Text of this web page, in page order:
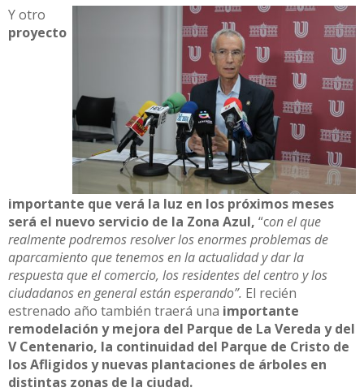
Y otro
proyecto
importante que verá la luz en los próximos meses
será el nuevo servicio de la Zona Azul, “con el que
realmente podremos resolver los enormes problemas de
aparcamiento que tenemos en la actualidad y dar la
respuesta que el comercio, los residentes del centro y los
ciudadanos en general están esperando”. El recién
estrenado año también traerá una importante
remodelación y mejora del Parque de La Vereda y del
V Centenario, la continuidad del Parque de Cristo de
los Afligidos y nuevas plantaciones de árboles en
distintas zonas de la ciudad.